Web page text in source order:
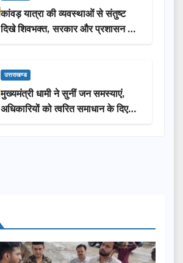
कांवड़ यात्रा की व्यवस्थाओं से संतुष्ट
दिखे शिवभक्त, सरकार और प्रशासन की
सराहना…
उत्तराखण्ड
मुख्यमंत्री धामी ने सुनीं जन समस्याएं,
अधिकारियों को त्वरित समाधान के दिए
निर्देश